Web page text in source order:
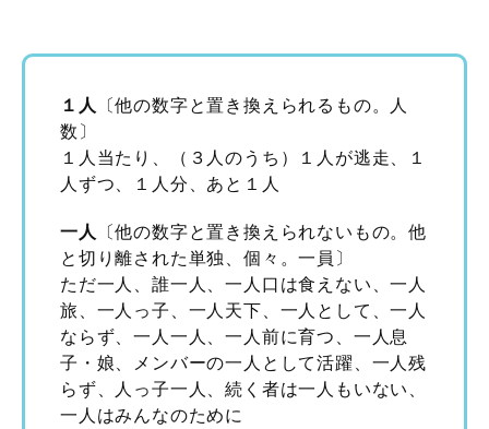
１人 〔他の数字と置き換えられるもの。人
数〕
１人当たり、（３人のうち）１人が逃走、１
人ずつ、１人分、あと１人
一人 〔他の数字と置き換えられないもの。他
と切り離された単独、個々。一員〕
ただ一人、誰一人、一人口は食えない、一人
旅、一人っ子、一人天下、一人として、一人
ならず、一人一人、一人前に育つ、一人息
子・娘、メンバーの一人として活躍、一人残
らず、人っ子一人、続く者は一人もいない、
一人はみんなのために